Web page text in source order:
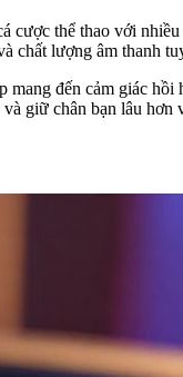
thể thao với
chất lượng âm thanh
đến cảm giác
giữ chân bạn lâu hơn